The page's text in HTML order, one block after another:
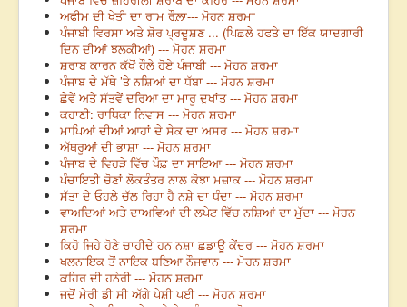
ਅਫੀਮ ਦੀ ਖੇਤੀ ਦਾ ਰਾਮ ਰੌਲ਼ਾ--- ਮੋਹਨ ਸ਼ਰਮਾ
ਪੰਜਾਬੀ ਵਿਰਸਾ ਅਤੇ ਸ਼ੋਰ ਪ੍ਰਦੂਸ਼ਣ ... (ਪਿਛਲੇ ਹਫਤੇ ਦਾ ਇੱਕ ਯਾਦਗਾਰੀ
ਦਿਨ ਦੀਆਂ ਝਲਕੀਆਂ) --- ਮੋਹਨ ਸ਼ਰਮਾ
ਸ਼ਰਾਬ ਕਾਰਨ ਕੱਖੋਂ ਹੌਲੇ ਹੋਏ ਪੰਜਾਬੀ --- ਮੋਹਨ ਸ਼ਰਮਾ
ਪੰਜਾਬ ਦੇ ਮੱਥੇ ’ਤੇ ਨਸ਼ਿਆਂ ਦਾ ਧੱਬਾ --- ਮੋਹਨ ਸ਼ਰਮਾ
ਛੇਵੇਂ ਅਤੇ ਸੱਤਵੇਂ ਦਰਿਆ ਦਾ ਮਾਰੂ ਦੁਖਾਂਤ --- ਮੋਹਨ ਸ਼ਰਮਾ
ਕਹਾਣੀ: ਰਾਧਿਕਾ ਨਿਵਾਸ --- ਮੋਹਨ ਸ਼ਰਮਾ
ਮਾਪਿਆਂ ਦੀਆਂ ਆਹਾਂ ਦੇ ਸੇਕ ਦਾ ਅਸਰ --- ਮੋਹਨ ਸ਼ਰਮਾ
ਅੱਥਰੂਆਂ ਦੀ ਭਾਸ਼ਾ --- ਮੋਹਨ ਸ਼ਰਮਾ
ਪੰਜਾਬ ਦੇ ਵਿਹੜੇ ਵਿੱਚ ਖੌਫ਼ ਦਾ ਸਾਇਆ --- ਮੋਹਨ ਸ਼ਰਮਾ
ਪੰਚਾਇਤੀ ਚੋਣਾਂ ਲੋਕਤੰਤਰ ਨਾਲ ਕੋਝਾ ਮਜ਼ਾਕ --- ਮੋਹਨ ਸ਼ਰਮਾ
ਸੱਤਾ ਦੇ ਓਹਲੇ ਚੱਲ ਰਿਹਾ ਹੈ ਨਸ਼ੇ ਦਾ ਧੰਦਾ --- ਮੋਹਨ ਸ਼ਰਮਾ
ਵਾਅਦਿਆਂ ਅਤੇ ਦਾਅਵਿਆਂ ਦੀ ਲਪੇਟ ਵਿੱਚ ਨਸ਼ਿਆਂ ਦਾ ਮੁੱਦਾ --- ਮੋਹਨ
ਸ਼ਰਮਾ
ਕਿਹੋ ਜਿਹੇ ਹੋਣੇ ਚਾਹੀਦੇ ਹਨ ਨਸ਼ਾ ਛਡਾਊ ਕੇਂਦਰ --- ਮੋਹਨ ਸ਼ਰਮਾ
ਖਲਨਾਇਕ ਤੋਂ ਨਾਇਕ ਬਣਿਆ ਨੌਜਵਾਨ --- ਮੋਹਨ ਸ਼ਰਮਾ
ਕਹਿਰ ਦੀ ਹਨੇਰੀ --- ਮੋਹਨ ਸ਼ਰਮਾ
ਜਦੋਂ ਮੇਰੀ ਡੀ ਸੀ ਅੱਗੇ ਪੇਸ਼ੀ ਪਈ --- ਮੋਹਨ ਸ਼ਰਮਾ